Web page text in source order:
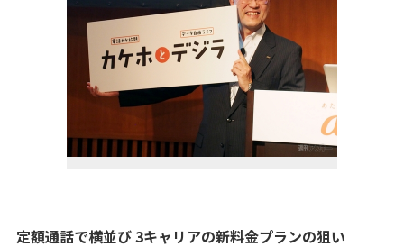
定額通話で横並び 3キャリアの新料金プランの狙い